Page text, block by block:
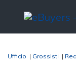
Ufficio | Grossisti |